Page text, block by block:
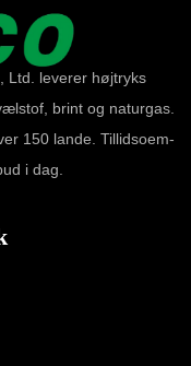
Ltd. leverer højtryks
brint og naturgas.
150 lande. Tillidsoem-
i dag.